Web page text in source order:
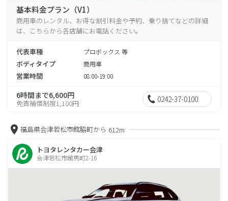
基本料金プラン（V1）
商用車のレンタル、お得な割引料金や予約、乗り捨てなどの詳細
は、こちらから各店舗にお電話ください。
代表車種 プロボックス 等
ボディタイプ 商用車
営業時間 08:00-19:00
6時間まで6,600円
免責補償制度1,100円 0242-37-0100
福島県会津若松市館脇町から 612m
トヨタレンタカー会津
会津若松市館馬町2-16